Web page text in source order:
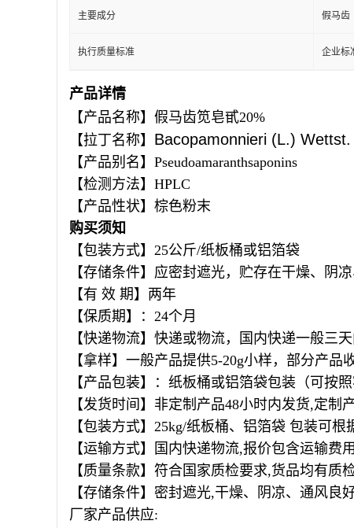
主要成分 假马齿
执行质量标准 企业标
产品详情
【产品名称】假马齿笕皂甙20%
【拉丁名称】 Bacopamonnieri (L.) Wettst.
【产品别名】Pseudoamaranthsaponins
【检测方法】 HPLC
【产品性状】棕色粉末
购买须知
【包装方式】 25公斤/纸板桶或铝箔袋
【存储条件】应密封遮光，贮存在干燥、阴
【有 效 期】两年
【保质期】： 24个月
【快递物流】快递或物流，国内快递一般三
【拿样】一般产品提供5-20g小样，部分产品
【产品包装】：纸板桶或铝箔袋包装（可按
【发货时间】非定制产品48小时内发货,定制
【包装方式】 25kg/纸板桶、铝箔袋 包装可根
【运输方式】国内快递物流,报价包含运输费用
【质量条款】符合国家质检要求,货品均有质
【存储条件】密封遮光,干燥、阴凉、通风良
厂家产品供应: